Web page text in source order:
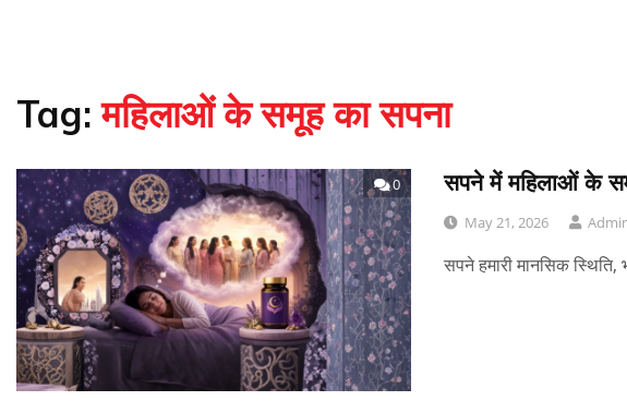
Tag:महिलाओं के समूह का सपना
0 सपने में महिलाओं के
May 21, 2026
सपने हमारी मानसिक